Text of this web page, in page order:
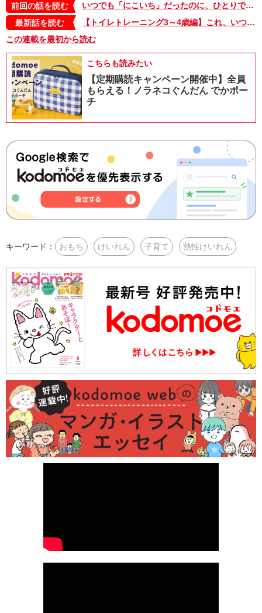
前回の話を読む
いつでも「にこいち」だったのに、ひとりで出かけるって…まじ!?【もちもち！おもちBOY・最終回】
最新話を読む
【トイレトレーニング3～4歳編】これ、いつまで続けるの？ トイトレ奮闘記ついに完了!? ～もちもち！おもちBOY・セレクション3～
この連載を最初から読む
こちらも読みたい
【定期購読キャンペーン開催中】全員
もらえる！ノラネコぐんだん でかポー
チ
キーワード： おもち けいれん 子育て 熱性けいれん